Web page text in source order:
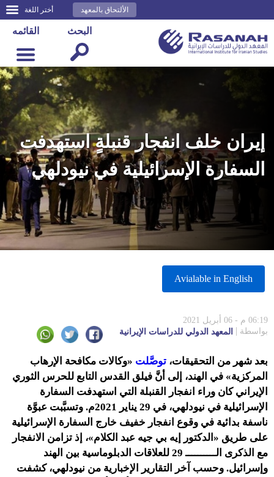
أختر اللغة الألتحاق بالمعهد
القائمه البحث
إيران خلف انفجار قنبلةٍ استهدفت
السفارة الإسرائيلية في نيودلهي
Avialable in English
06:19 م - 06 أبريل 2021
بواسطة
المعهد الدولي للدراسات الإيرانية
بعد شهر من التحقيقات، توصَّلت «وكالات مكافحة الإرهاب
المركزية» في الهند، إلى أنَّ فيلق القدس التابع للحرس الثوري
الإيراني كان وراء انفجار القنبلة التي استهدفت السفارة
الإسرائيلية في نيودلهي، في 29 يناير 2021م. وتسبَّبت عبوَّة
ناسفة بدائية في وقوع انفجار خفيف خارج السفارة الإسرائيلية
على طريق «الدكتور إيه بي جيه عبد الكلام»، إذ تزامن الانفجار
مع الذكرى الــــــــــ 29 للعلاقات الدبلوماسية بين الهند
وإسرائيل. وحسب آخر التقارير الإخبارية من نيودلهي، كشفت